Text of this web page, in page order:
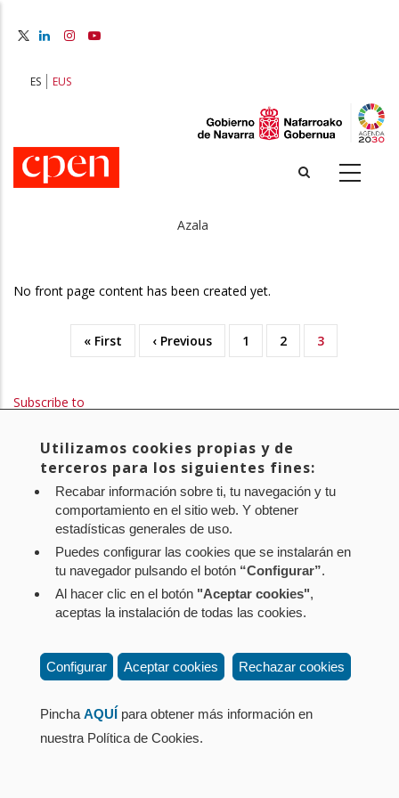
content
ES EUS
Azala
No front page content has been created yet.
Pagination
First
« First
Previous
‹ Previous Orria
1 Orria
2
Uneko
3
Subscribe to
Aviso legal Política de privacidad
Política de cookies
Mapa web
Configuración de cookies
Contacto: Paseo de Sarasate nº 38, 2º Dcha - 31001
Pamplona (Navarra) Tel.: 848 42 08 72
corporacion@cpen.es
Utilizamos cookies propias y de
terceros para los siguientes fines:
Recabar información sobre ti, tu navegación y tu
comportamiento en el sitio web. Y obtener
estadísticas generales de uso.
Puedes configurar las cookies que se instalarán en
tu navegador pulsando el botón “Configurar”.
Al hacer clic en el botón "Aceptar cookies",
aceptas la instalación de todas las cookies.
Configurar Aceptar cookies Rechazar cookies
Pincha AQUÍ para obtener más información en
nuestra Política de Cookies.